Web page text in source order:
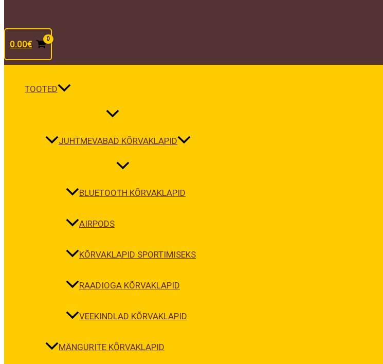
0.00€
TOOTED
JUHTMEVABAD KÕRVAKLAPID
BLUETOOTH KÕRVAKLAPID
AIRPODS
KÕRVAKLAPID SPORTIMISEKS
RAADIOGA KÕRVAKLAPID
VEEKINDLAD KÕRVAKLAPID
MÄNGURITE KÕRVAKLAPID